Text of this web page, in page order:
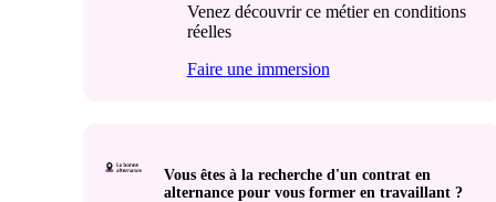
Venez découvrir ce métier en conditions
réelles
Faire une immersion
Vous êtes à la recherche d'un contrat en
alternance pour vous former en travaillant ?